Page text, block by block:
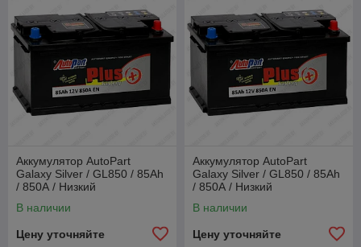
Аккумулятор AutoPart
Galaxy Silver / GL850 / 85Ah
/ 850А / Низкий
В наличии
Цену уточняйте
Аккумулятор AutoPart
Galaxy Silver / GL850 / 85Ah
/ 850А / Низкий
В наличии
Цену уточняйте